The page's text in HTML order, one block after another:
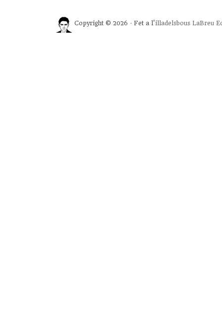
Copyright © 2026 · Fet a l'illadelsbous LaBreu